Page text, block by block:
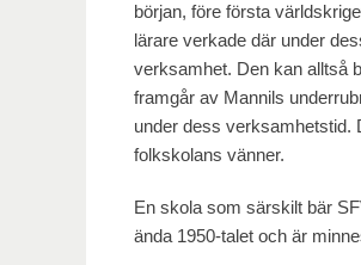
början, före första
lärare verkade där under
verksamhet. Den kan alltså
framgår av Mannils
under dess verksamhetstid.
folkskolans vänner.
En skola som särskilt bär
ända 1950-talet och är